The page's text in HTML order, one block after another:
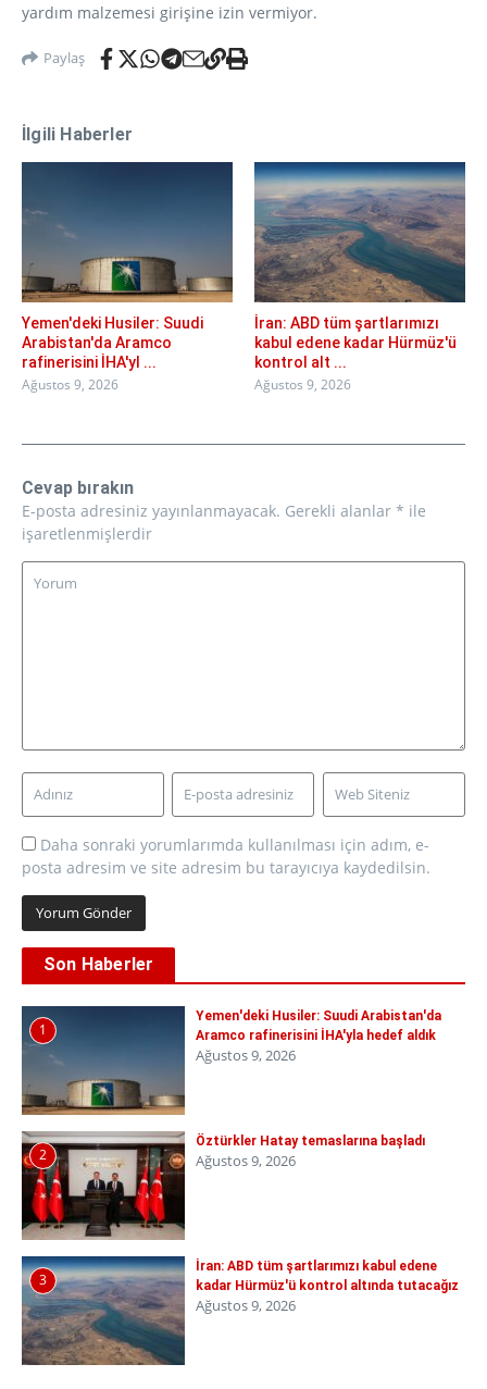
yardım malzemesi girişine izin vermiyor.
Paylaş
İlgili Haberler
Yemen'deki Husiler: Suudi
Arabistan'da Aramco
rafinerisini İHA'yl ...
Ağustos 9, 2026
İran: ABD tüm şartlarımızı
kabul edene kadar Hürmüz'ü
kontrol alt ...
Ağustos 9, 2026
Cevap bırakın
E-posta adresiniz yayınlanmayacak. Gerekli alanlar * ile
işaretlenmişlerdir
Daha sonraki yorumlarımda kullanılması için adım, e-
posta adresim ve site adresim bu tarayıcıya kaydedilsin.
Son Haberler
1
Yemen'deki Husiler: Suudi Arabistan'da
Aramco rafinerisini İHA'yla hedef aldık
Ağustos 9, 2026
2
Öztürkler Hatay temaslarına başladı
Ağustos 9, 2026
3
İran: ABD tüm şartlarımızı kabul edene
kadar Hürmüz'ü kontrol altında tutacağız
Ağustos 9, 2026